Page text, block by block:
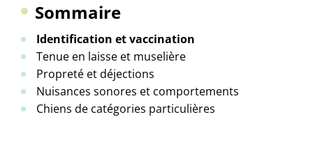
Sommaire
Identification et vaccination
Tenue en laisse et muselière
Propreté et déjections
Nuisances sonores et comportements
Chiens de catégories particulières